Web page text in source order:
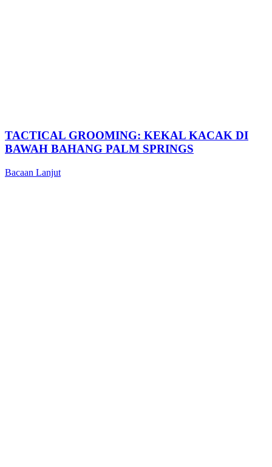
TACTICAL GROOMING: KEKAL KACAK DI
BAWAH BAHANG PALM SPRINGS
Bacaan Lanjut